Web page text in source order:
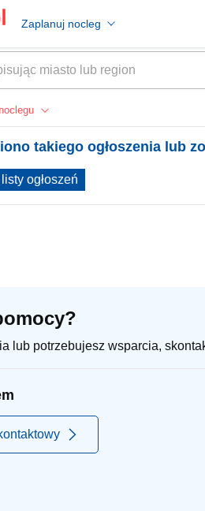
Zaplanuj nocleg
takiego ogłoszenia lub
ogłoszeń
lub potrzebujesz wsparcia,